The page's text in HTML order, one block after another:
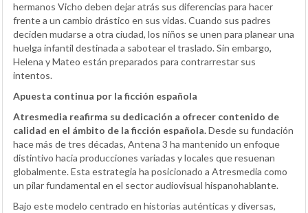
hermanos Vicho deben dejar atrás sus diferencias para hacer
frente a un cambio drástico en sus vidas. Cuando sus padres
deciden mudarse a otra ciudad, los niños se unen para planear una
huelga infantil destinada a sabotear el traslado. Sin embargo,
Helena y Mateo están preparados para contrarrestar sus
intentos.
Apuesta continua por la ficción española
Atresmedia reafirma su dedicación a ofrecer contenido de
calidad en el ámbito de la ficción española.Desde su fundación
hace más de tres décadas, Antena 3 ha mantenido un enfoque
distintivo hacia producciones variadas y locales que resuenan
globalmente. Esta estrategia ha posicionado a Atresmedia como
un pilar fundamental en el sector audiovisual hispanohablante.
Bajo este modelo centrado en historias auténticas y diversas,